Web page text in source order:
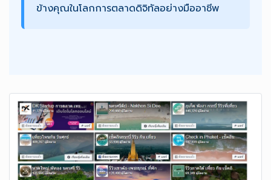
ข้างคุณในโลกการตลาดดิจิทัลอย่างมืออาชีพ